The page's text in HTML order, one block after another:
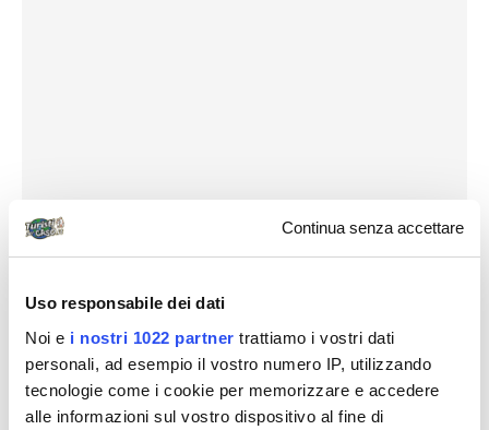
Continua senza accettare
Uso responsabile dei dati
Noi e i nostri 1022 partner trattiamo i vostri dati
personali, ad esempio il vostro numero IP, utilizzando
tecnologie come i cookie per memorizzare e accedere
alle informazioni sul vostro dispositivo al fine di